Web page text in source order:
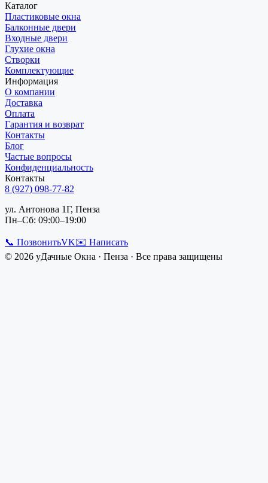
Каталог
Пластиковые окна
Балконные двери
Входные двери
Глухие окна
Створки
Комплектующие
Информация
О компании
Доставка
Оплата
Гарантия и возврат
Контакты
Блог
Частые вопросы
Конфиденциальность
Контакты
8 (927) 098-77-82
ул. Антонова 1Г, Пенза
Пн–Сб: 09:00–19:00
📞 ПозвонитьVK✉️ Написать
© 2026 уДачные Окна · Пенза · Все права защищены